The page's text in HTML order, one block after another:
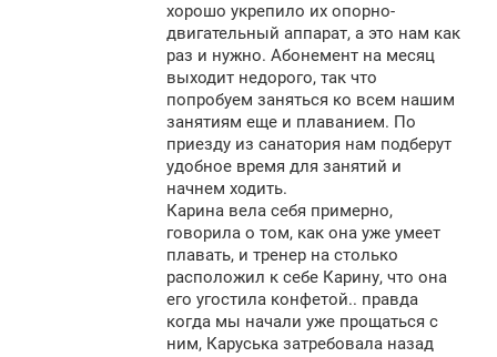
хорошо укрепило их опорно-
двигательный аппарат, а это нам как
раз и нужно. Абонемент на месяц
выходит недорого, так что
попробуем заняться ко всем нашим
занятиям еще и плаванием. По
приезду из санатория нам подберут
удобное время для занятий и
начнем ходить.
Карина вела себя примерно,
говорила о том, как она уже умеет
плавать, и тренер на столько
расположил к себе Карину, что она
его угостила конфетой.. правда
когда мы начали уже прощаться с
ним, Каруська затребовала назад